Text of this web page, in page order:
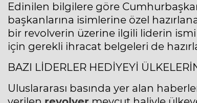
Edinilen bilgilere göre
başkanlarına isimlerine özel
bir revolverin üzerine ilgili liderin ismi
için gerekli ihracat belgeleri de
BAZI LİDERLER HEDİYEYİ
Uluslararası basında yer alan